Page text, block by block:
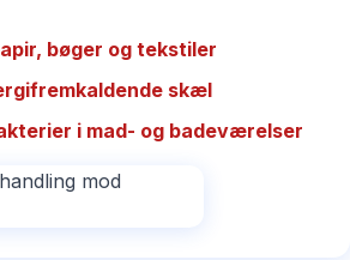
bøger og tekstiler
skæl
i mad- og badeværelser